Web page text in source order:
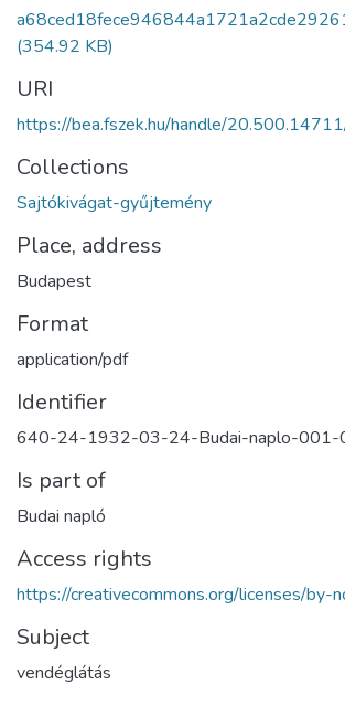
(354.92 KB)
URI
https://bea.fszek.hu/handle/
Collections
Sajtókivágat-gyűjtemény
Place, address
Budapest
Format
application/pdf
Identifier
640-24-1932-03-24-Budai-naplo-001-
Is part of
Budai napló
Access rights
https://creativecommons.org/licenses/by-
Subject
vendéglátás